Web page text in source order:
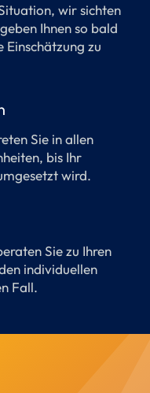
wir sichten
Ihnen so bald
Einschätzung zu
Sie in allen
bis Ihr
wird.
Sie zu Ihren
individuellen
Fall.